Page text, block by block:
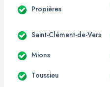
Propières
Saint-Clément-de-Vers
Mions
Toussieu